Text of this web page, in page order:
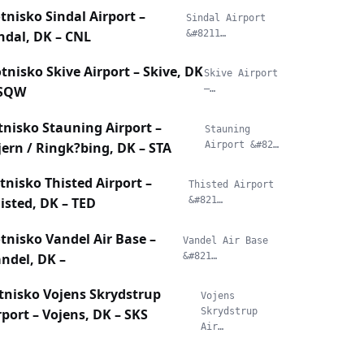
Sindal Airport –
DK – CNL
Sindal Airport
&#8211…
Skive Airport – Skive, DKSkive Airport
–…
Stauning Airport –
/ Ringk?bing, DK – STA
Stauning
Airport &#82…
Thisted Airport –
DK – TED
Thisted Airport
&#821…
Vandel Air Base –
DK –
Vandel Air Base
&#821…
Vojens Skrydstrup
– Vojens, DK – SKS
Vojens
Skrydstrup
Air…